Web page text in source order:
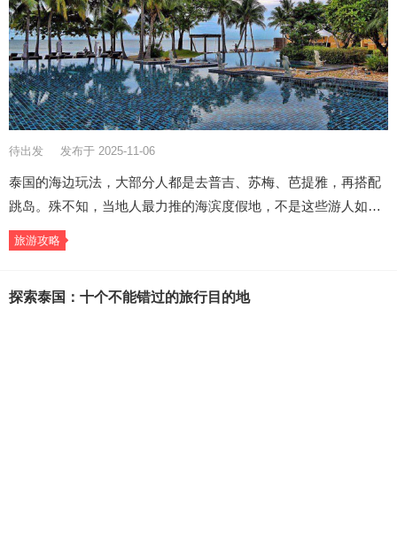
待出发 发布于 2025-11-06
泰国的海边玩法，大部分人都是去普吉、苏梅、芭提雅，再搭配
跳岛。殊不知，当地人最力推的海滨度假地，不是这些游人如…
旅游攻略
探索泰国：十个不能错过的旅行目的地